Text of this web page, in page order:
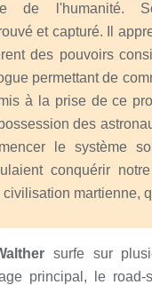
de l'humanité.
et capturé. Il
des pouvoirs
permettant de
à la prise de ce
des
le système
conquérir
martienne,
surfe sur
principal, le